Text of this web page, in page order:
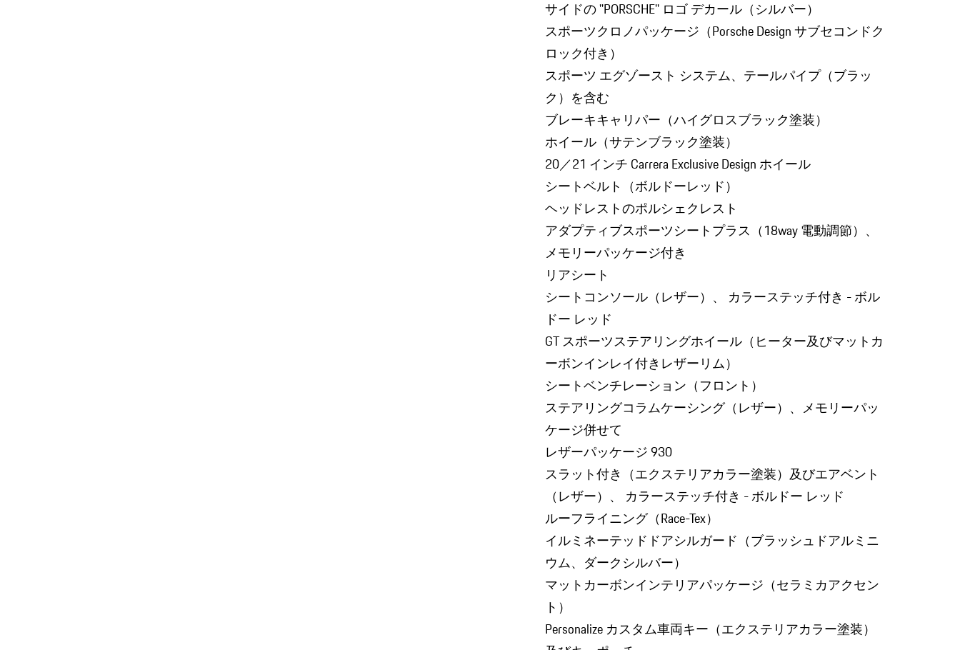
サイドの ''PORSCHE'' ロゴ デカール（シルバー）
スポーツクロノパッケージ（Porsche Design サブセコンドク
ロック付き）
スポーツ エグゾースト システム、テールパイプ（ブラッ
ク）を含む
ブレーキキャリパー（ハイグロスブラック塗装）
ホイール（サテンブラック塗装）
20／21 インチ Carrera Exclusive Design ホイール
シートベルト（ボルドーレッド）
ヘッドレストのポルシェクレスト
アダプティブスポーツシートプラス（18way 電動調節）、
メモリーパッケージ付き
リアシート
シートコンソール（レザー）、 カラーステッチ付き - ボル
ドー レッド
GT スポーツステアリングホイール（ヒーター及びマットカ
ーボンインレイ付きレザーリム）
シートベンチレーション（フロント）
ステアリングコラムケーシング（レザー）、メモリーパッ
ケージ併せて
レザーパッケージ 930
スラット付き（エクステリアカラー塗装）及びエアベント
（レザー）、 カラーステッチ付き - ボルドー レッド
ルーフライニング（Race-Tex）
イルミネーテッドドアシルガード（ブラッシュドアルミニ
ウム、ダークシルバー）
マットカーボンインテリアパッケージ（セラミカアクセン
ト）
Personalize カスタム車両キー（エクステリアカラー塗装）